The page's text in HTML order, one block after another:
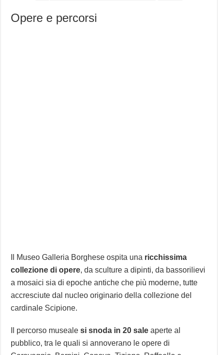
Opere e percorsi
Il Museo Galleria Borghese ospita una ricchissima
collezione di opere, da sculture a dipinti, da bassorilievi
a mosaici sia di epoche antiche che più moderne, tutte
accresciute dal nucleo originario della collezione del
cardinale Scipione.
Il percorso musealesi snoda in 20 sale aperte al
pubblico, tra le quali si annoverano le opere di